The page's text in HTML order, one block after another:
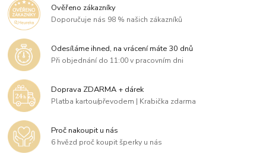
Ověřeno zákazníky
Doporučuje nás 98 % našich zákazníků
Odesíláme ihned, na vrácení máte 30 dnů
Při objednání do 11:00 v pracovním dni
Doprava ZDARMA + dárek
Platba kartou/převodem | Krabička zdarma
Proč nakoupit u nás
6 hvězd proč koupit šperky u nás